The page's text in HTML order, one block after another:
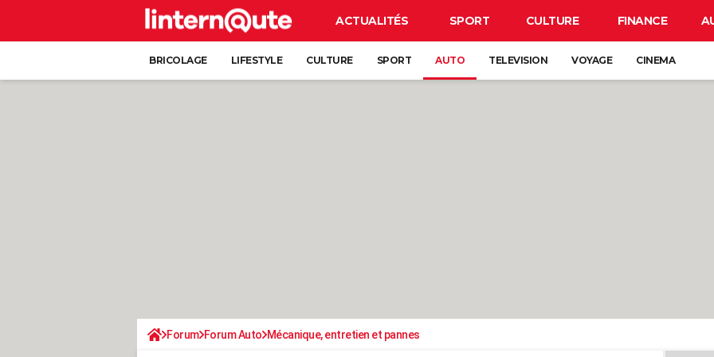
ACTUALITÉS SPORT CULTURE FINANCE
BRICOLAGE LIFESTYLE CULTURE SPORT AUTO TELEVISION VOYAGE CINEMA
Forum Forum Auto Mécanique, entretien et pannes